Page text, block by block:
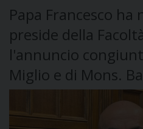
Papa Francesco
preside della
l'annuncio
Miglio e di Mons.